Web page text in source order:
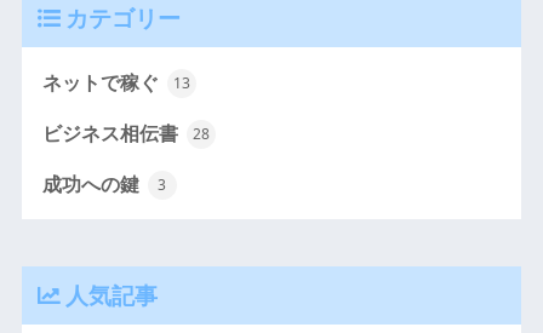
カテゴリー
ネットで稼ぐ 13
ビジネス相伝書 28
成功への鍵 3
人気記事